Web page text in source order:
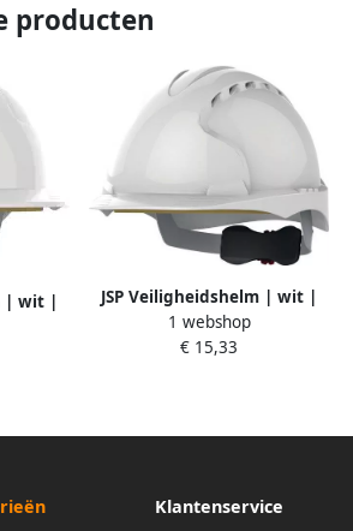
producten
| wit |
JSP Veiligheidshelm | wit |
polyethyleen | EN 397 | 1
stuk AJF170-000-100
1 webshop
€ 15,33
Klantenservice